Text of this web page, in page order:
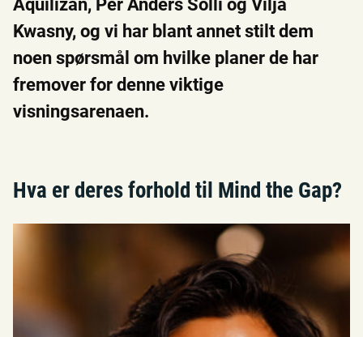
Aquilizan, Per Anders Solli og Vilja
Kwasny, og vi har blant annet stilt dem
noen spørsmål om hvilke planer de har
fremover for denne viktige
visningsarenaen.
Hva er deres forhold til Mind the Gap?